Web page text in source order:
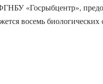
«Госрыбцентр»,
восемь биологических